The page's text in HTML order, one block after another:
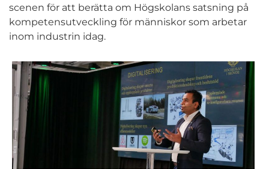
scenen för att berätta om Högskolans satsning på
kompetensutveckling för människor som arbetar
inom industrin idag.